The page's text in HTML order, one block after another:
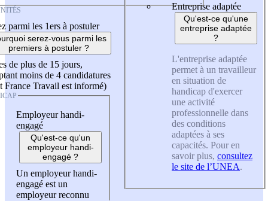
parmi les 1ers à postuler
serez-vous parmi les
premiers à postuler ?
de plus de 15 jours,
moins de 4 candidatures
France Travail est informé)
Employeur handi-
engagé
Qu'est-ce qu'un
employeur handi-
engagé ?
Un employeur handi-
engagé est un
employeur reconnu
Entreprise adaptée
Qu'est-ce qu'une
entreprise adaptée
?
L'entreprise adaptée
permet à un travailleur
en situation de
handicap d'exercer
une activité
professionnelle dans
des conditions
adaptées à ses
capacités. Pour en
savoir plus, consultez
le site de l’UNEA.